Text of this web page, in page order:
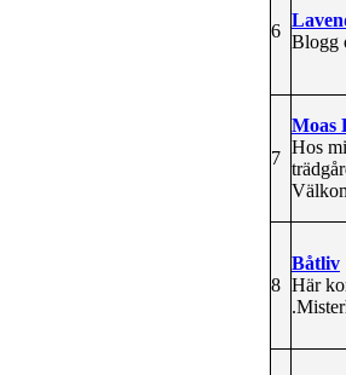
6
Blogg
7
Moas
Hos
8
Båtliv
Här